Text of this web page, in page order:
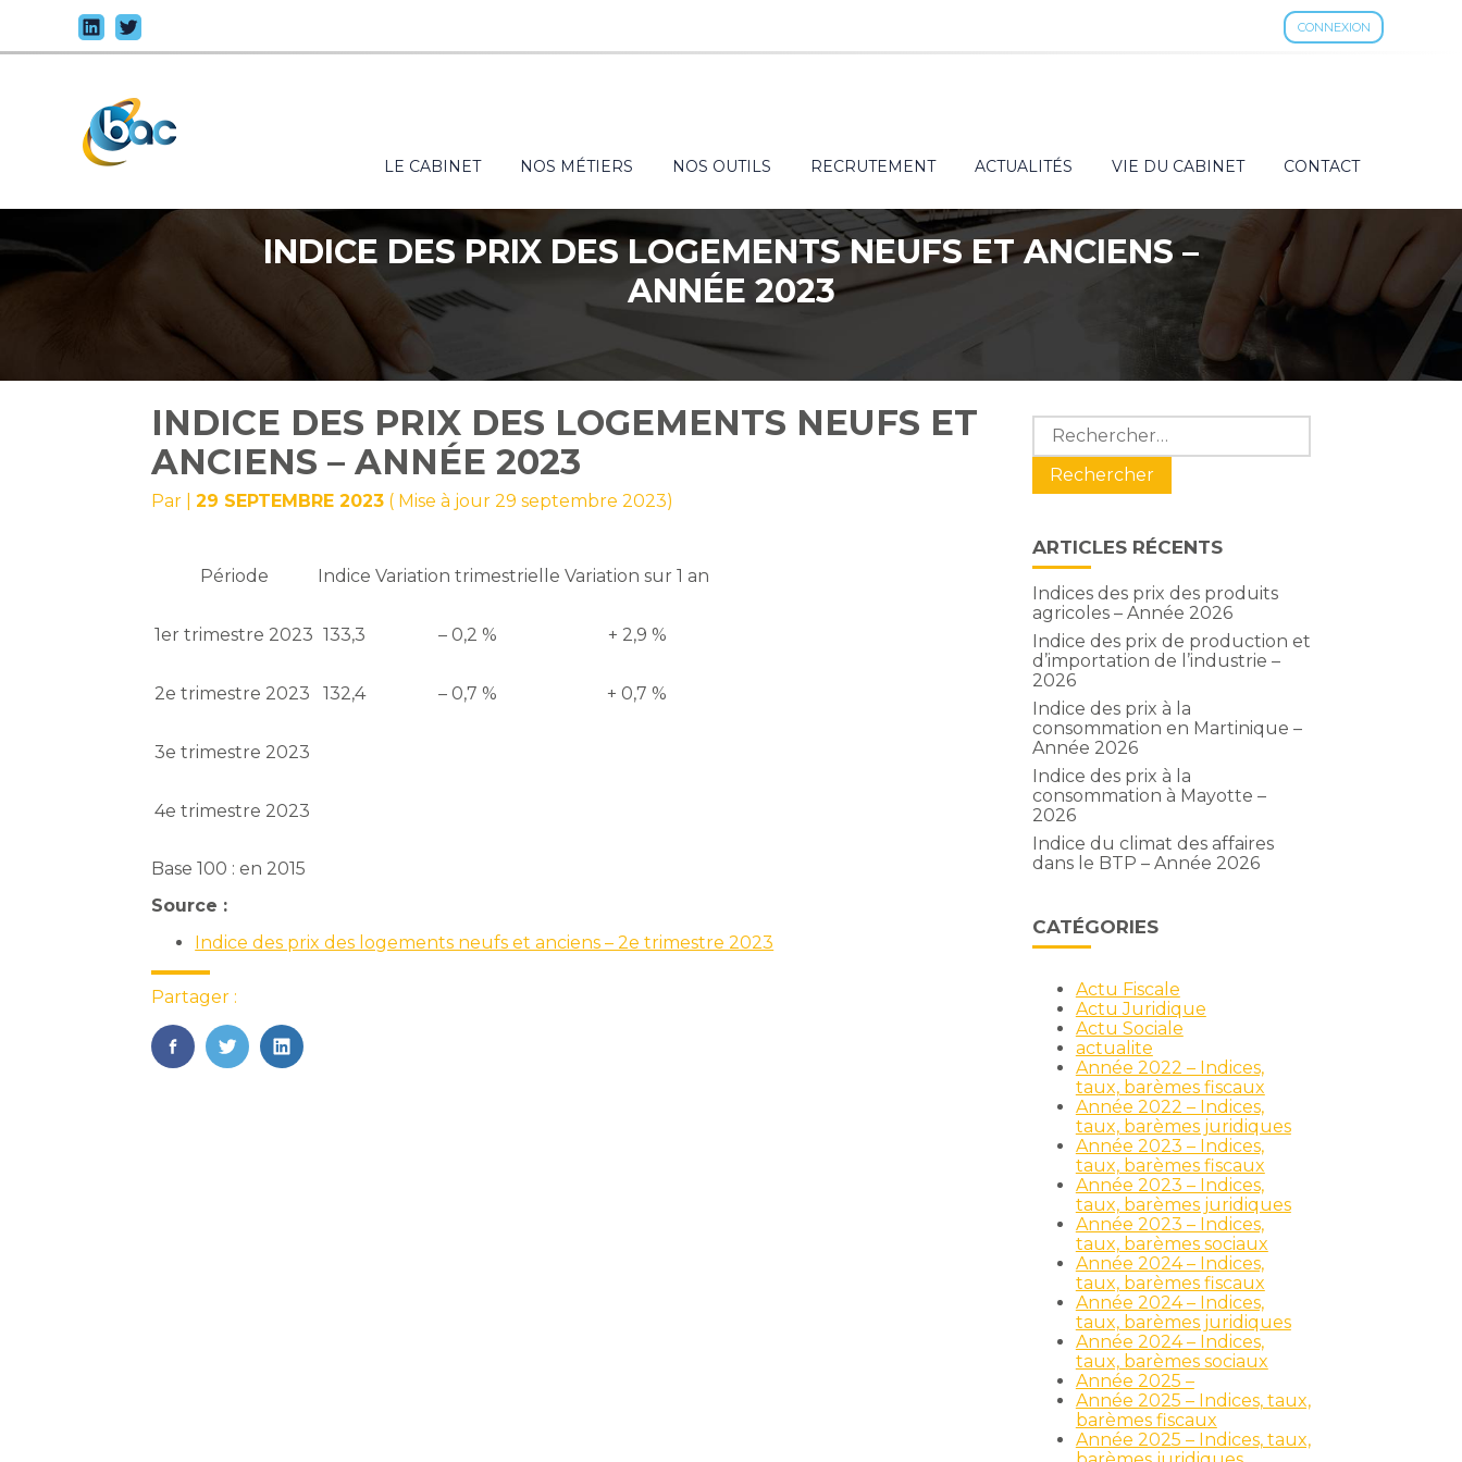
CONNEXION
au
contenu
Principal
LE CABINET NOS MÉTIERS NOS OUTILS RECRUTEMENT ACTUALITÉS VIE DU CABINET CONTACT
INDICE DES PRIX DES LOGEMENTS NEUFS ET ANCIENS –
ANNÉE 2023
INDICE DES PRIX DES LOGEMENTS NEUFS ET
ANCIENS – ANNÉE 2023
Par |29 SEPTEMBRE 2023 ( Mise à jour 29 septembre 2023)
Période Indice Variation trimestrielle Variation sur 1 an
1er trimestre 2023 133,3 – 0,2 % + 2,9 %
2e trimestre 2023 132,4 – 0,7 % + 0,7 %
3e trimestre 2023
4e trimestre 2023
Base 100 : en 2015
Source :
Indice des prix des logements neufs et anciens – 2e trimestre 2023
Partager :
FaceBook
TwitterLinkedIn
Blog
sidebar
Rechercher :
ARTICLES RÉCENTS
Indices des prix des produits
agricoles – Année 2026
Indice des prix de production et
d’importation de l’industrie –
2026
Indice des prix à la
consommation en Martinique –
Année 2026
Indice des prix à la
consommation à Mayotte –
2026
Indice du climat des affaires
dans le BTP – Année 2026
CATÉGORIES
Actu Fiscale
Actu Juridique
Actu Sociale
actualite
Année 2022 – Indices,
taux, barèmes fiscaux
Année 2022 – Indices,
taux, barèmes juridiques
Année 2023 – Indices,
taux, barèmes fiscaux
Année 2023 – Indices,
taux, barèmes juridiques
Année 2023 – Indices,
taux, barèmes sociaux
Année 2024 – Indices,
taux, barèmes fiscaux
Année 2024 – Indices,
taux, barèmes juridiques
Année 2024 – Indices,
taux, barèmes sociaux
Année 2025 –
Année 2025 – Indices, taux,
barèmes fiscaux
Année 2025 – Indices, taux,